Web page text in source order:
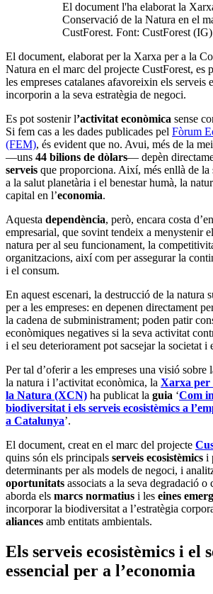
El document l'ha elaborat la
Conservació de la Natura en el
CustForest. Font: CustForest (IG)
El document, elaborat per la Xarxa per a la
Natura en el marc del projecte CustForest, es
les empreses catalanes afavoreixin els serveis
incorporin a la seva estratègia de negoci.
Es pot sostenir l’activitat econòmica sense
Si fem cas a les dades publicades pel Fòrum
(FEM), és evident que no. Avui, més de la
—uns 44 bilions de dòlars— depèn
serveis que proporciona. Així, més enllà de la
a la salut planetària i el benestar humà, la
capital en l’economia.
Aquesta dependència, però, encara costa
empresarial, que sovint tendeix a menystenir
natura per al seu funcionament, la
organitzacions, així com per assegurar la
i el consum.
En aquest escenari, la destrucció de la natura
per a les empreses: en depenen directament
la cadena de subministrament; poden patir
econòmiques negatives si la seva activitat
i el seu deteriorament pot sacsejar la societat i
Per tal d’oferir a les empreses una visió sobre
la natura i l’activitat econòmica, la Xarxa per
la Natura (XCN) ha publicat la guia ‘Com
biodiversitat i els serveis ecosistèmics a
a Catalunya’.
El document, creat en el marc del projecte
quins són els principals serveis ecosistèmics i
determinants per als models de negoci, i
oportunitats associats a la seva degradació o
aborda els marcs normatius i les eines
incorporar la biodiversitat a l’estratègia
aliances amb entitats ambientals.
Els serveis ecosistèmics i el
essencial per a l’economia